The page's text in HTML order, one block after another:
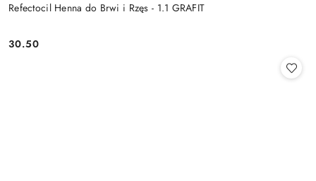
Refectocil Henna do Brwi i Rzęs - 1.1 GRAFIT
Cena:
30.50